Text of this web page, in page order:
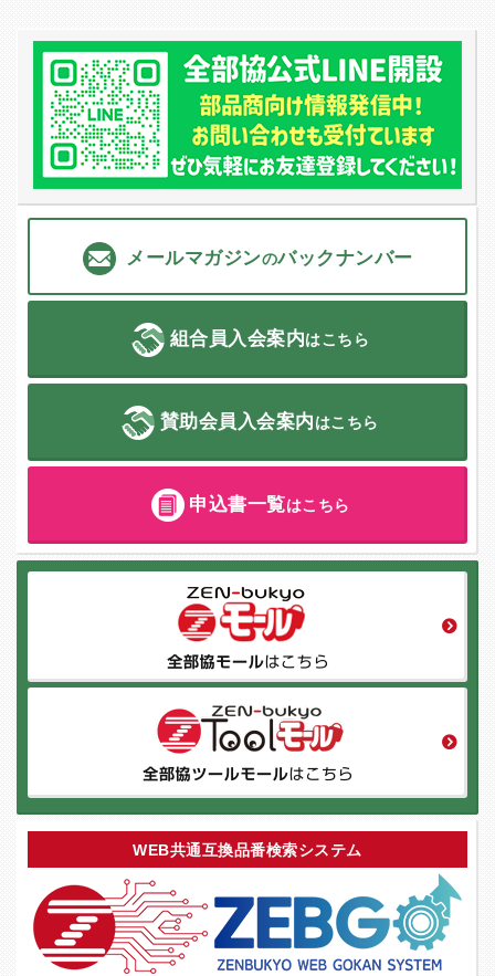
メールマガジンのバックナンバー
組合員入会案内はこちら
賛助会員入会案内はこちら
申込書一覧はこちら
WEB共通互換品番検索システム